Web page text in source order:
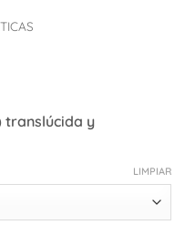
translúcida y
LIMPIAR